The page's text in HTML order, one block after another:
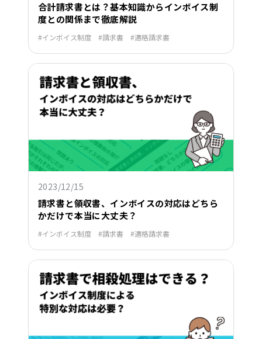
合計請求書とは？基本知識からインボイス制
度との関係まで徹底解説
インボイス制度 請求書 適格請求書
2023/12/15
請求書と領収書、インボイスの対応はどちら
かだけで本当に大丈夫？
インボイス制度 請求書 適格請求書